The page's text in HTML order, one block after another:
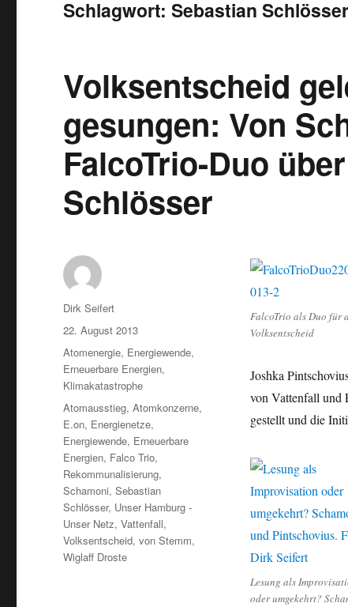
Schlagwort:Sebastian Schlösser
Volksentscheid
gesungen: Von
FalcoTrio-Duo
Schlösser
FalcoTrio als Duo für
Volksentscheid
Joshka
von Vattenfall und
gestellt und die
Lesung als
oder umgekehrt?
Autor
Dirk Seifert
Veröffentlicht
am
22. August 2013
Kategorien
Atomenergie, Energiewende,
Erneuerbare Energien,
Klimakatastrophe
Schlagwörter
Atomausstieg,Atomkonzerne,
E.on, Energienetze,
Energiewende, Erneuerbare
Energien, Falco Trio,
Rekommunalisierung,
Schamoni,Sebastian
Schlösser, Unser Hamburg -
Unser Netz,Vattenfall,
Volksentscheid,von Stemm,
Wiglaff Droste